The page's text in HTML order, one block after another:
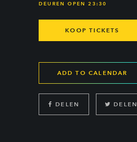
DEUREN OPEN 23:30
KOOP TICKETS
ADD TO CALENDAR
DELEN DELEN